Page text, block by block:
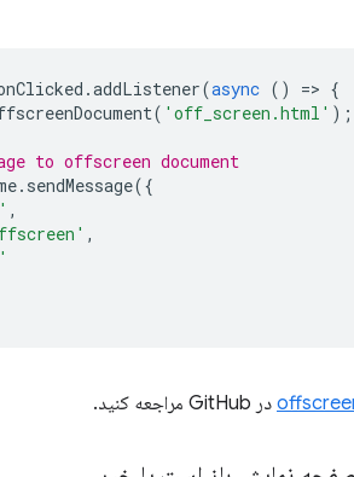
.addListener(async () => {
( 'off_screen.html' );
to offscreen document
. sendMessage({
,
,
در GitHub مراجعه کنید.